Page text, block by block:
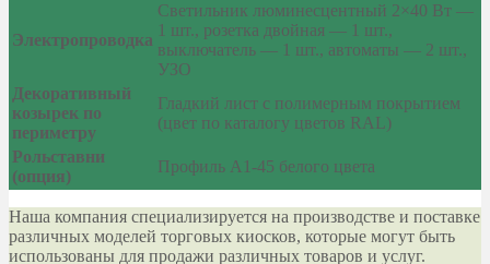
Электропроводка
Светильник люминесцентный 2×40 Вт —
1 шт., розетка двойная — 1 шт.,
выключатель — 1 шт., автоматы — 2 шт.,
УЗО
Декоративный
козырек по
периметру
Гладкий лист с полимерным покрытием
(цвет по каталогу цветов RAL)
Рольставни
(опция)
Профиль А1-45 белого цвета
Наша компания специализируется на производстве и поставке
различных моделей торговых киосков, которые могут быть
использованы для продажи различных товаров и услуг.